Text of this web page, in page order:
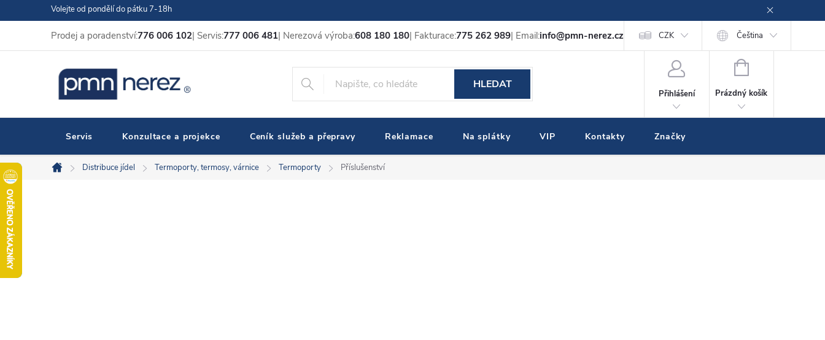
na
Volejte od pondělí do pátku 7-18h
Prodej a poradenství:776 006 102| Servis:777 006 481| Nerezová výroba:608 180 180| Fakturace:775 262 989| Email:info@pmn-nerez.cz CZK Čeština
HLEDAT
Přihlášení
NÁKUPNÍ
Prázdný košík
Servis Konzultace a projekce Ceník služeb a přepravy Reklamace Na splátky VIP Kontakty Značky
Domů
Distribuce jídel Termoporty, termosy, várnice Termoporty Příslušenství